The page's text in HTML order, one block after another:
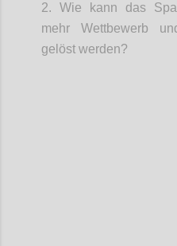
2. Wie kann das
mehr Wettbewerb
gelöst werden?